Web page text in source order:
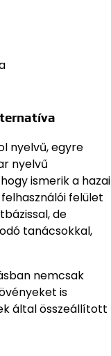
nyelvű, egyre
nyelvű
ismerik a hazai
felület
de
tanácsokkal,
nemcsak
is
által összeállított